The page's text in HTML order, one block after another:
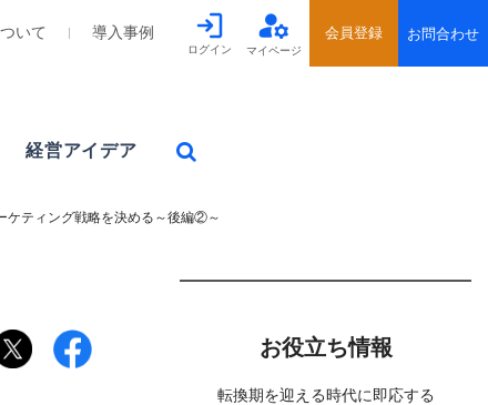
経営アイデア
いて 導入事例
ログイン マイページ
ケティング戦略を決める～後編②～
お役立ち情報
転換期を迎える時代に即応する